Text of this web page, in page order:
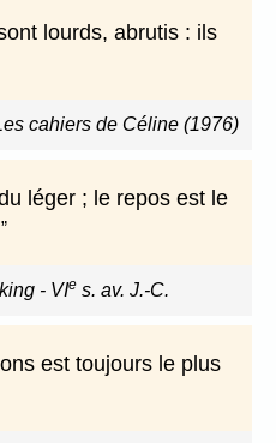
lourds, abrutis : ils
cahiers de Céline (1976)
léger ; le repos est le
- VIe s. av. J.-C.
est toujours le plus